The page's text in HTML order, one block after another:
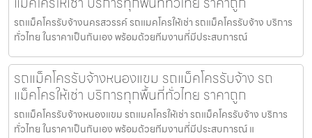
รถแม็คโครรับจ้างนครสวรรค์ รถแมคโครให้เช่า รถแม็คโครรับจ้าง บริการ
ทั่วไทย ในราคาเป็นกันเอง พร้อมด้วยทีมงานที่มีประสบการณ์
รถแม็คโครรับจ้างหนองแขม รถแม็คโครรับจ้าง รถ
แม็คโครให้เช่า บริการทุกพื้นที่ทั่วไทย ราคาถูก
รถแม็คโครรับจ้างหนองแขม รถแมคโครให้เช่า รถแม็คโครรับจ้าง บริการ
ทั่วไทย ในราคาเป็นกันเอง พร้อมด้วยทีมงานที่มีประสบการณ์ แ